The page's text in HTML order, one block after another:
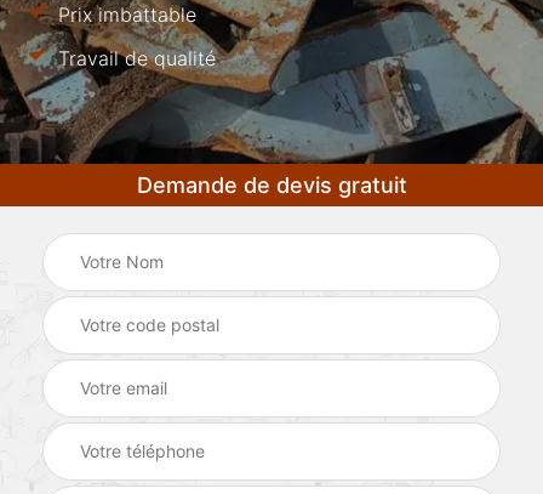
Prix imbattable
Travail de qualité
Demande de devis gratuit